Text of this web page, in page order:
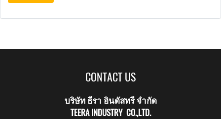
CONTACT US
บริษัท ธีรา อินดัสทรี จำกัด
TEERA INDUSTRY CO.,LTD.